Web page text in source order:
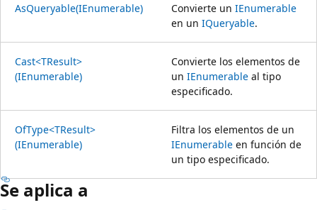
AsQueryable(IEnumerable) Convierte un IEnumerable
en un IQueryable.
Cast<TResult>
(IEnumerable)
Convierte los elementos de
un IEnumerable al tipo
especificado.
OfType<TResult>
(IEnumerable)
Filtra los elementos de un
IEnumerable en función de
un tipo especificado.
Se aplica a